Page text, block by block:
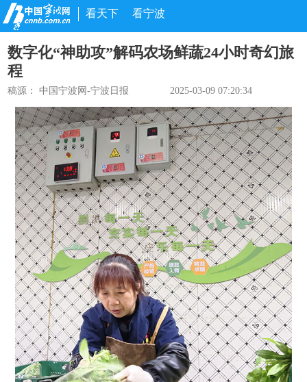
看天下 看宁波
数字化“神助攻”解码农场鲜蔬24小时奇幻旅
程
稿源：中国宁波网-宁波日报 2025-03-09 07:20:34